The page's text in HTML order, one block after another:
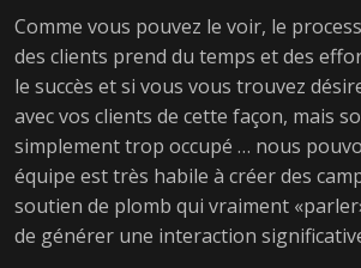
Comme vous pouvez le voir, le
des clients prend du temps et des
le succès et si vous vous trouvez
avec vos clients de cette façon, mais
simplement trop occupé … nous
équipe est très habile à créer des
soutien de plomb qui vraiment
de générer une interaction